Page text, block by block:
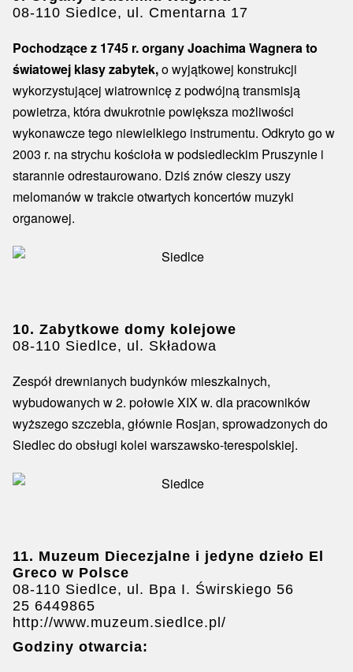
08-110 Siedlce, ul. Cmentarna 17
Pochodzące z 1745 r. organy Joachima Wagnera to
światowej klasy zabytek,o wyjątkowej konstrukcji
wykorzystującej wiatrownicę z podwójną transmisją
powietrza, która dwukrotnie powiększa możliwości
wykonawcze tego niewielkiego instrumentu. Odkryto go w
2003 r. na strychu kościoła w podsiedleckim Pruszynie i
starannie odrestaurowano. Dziś znów cieszy uszy
melomanów w trakcie otwartych koncertów muzyki
organowej.
10. Zabytkowe domy kolejowe
08-110 Siedlce, ul. Składowa
Zespół drewnianych budynków mieszkalnych,
wybudowanych w 2. połowie XIX w. dla pracowników
wyższego szczebla, głównie Rosjan, sprowadzonych do
Siedlec do obsługi kolei warszawsko-terespolskiej.
11. Muzeum Diecezjalne i jedyne dzieło El
Greco w Polsce
08-110 Siedlce, ul. Bpa I. Świrskiego 56
25 6449865
http://www.muzeum.siedlce.pl/
Godziny otwarcia: